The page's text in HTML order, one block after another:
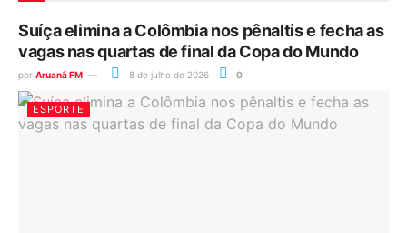
Suíça elimina a Colômbia nos pênaltis e fecha as
vagas nas quartas de final da Copa do Mundo
por Aruanã FM 8 de julho de 2026 0
ESPORTE